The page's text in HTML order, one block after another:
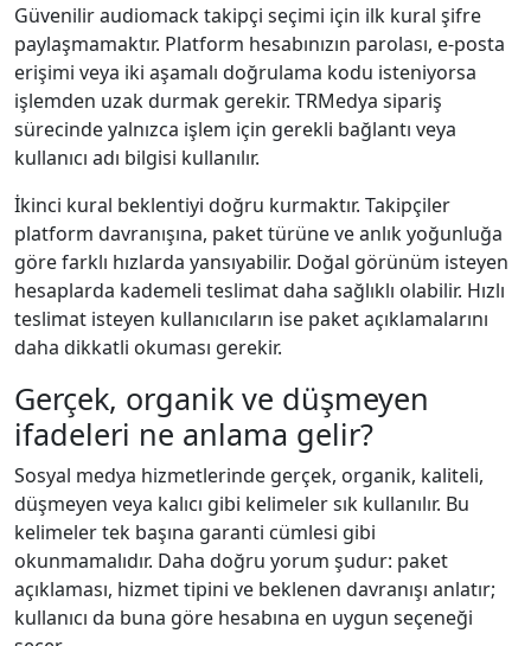
Güvenilir audiomack takipçi seçimi için ilk kural şifre
paylaşmamaktır. Platform hesabınızın parolası, e-posta
erişimi veya iki aşamalı doğrulama kodu isteniyorsa
işlemden uzak durmak gerekir. TRMedya sipariş
sürecinde yalnızca işlem için gerekli bağlantı veya
kullanıcı adı bilgisi kullanılır.
İkinci kural beklentiyi doğru kurmaktır. Takipçiler
platform davranışına, paket türüne ve anlık yoğunluğa
göre farklı hızlarda yansıyabilir. Doğal görünüm isteyen
hesaplarda kademeli teslimat daha sağlıklı olabilir. Hızlı
teslimat isteyen kullanıcıların ise paket açıklamalarını
daha dikkatli okuması gerekir.
Gerçek, organik ve düşmeyen
ifadeleri ne anlama gelir?
Sosyal medya hizmetlerinde gerçek, organik, kaliteli,
düşmeyen veya kalıcı gibi kelimeler sık kullanılır. Bu
kelimeler tek başına garanti cümlesi gibi
okunmamalıdır. Daha doğru yorum şudur: paket
açıklaması, hizmet tipini ve beklenen davranışı anlatır;
kullanıcı da buna göre hesabına en uygun seçeneği